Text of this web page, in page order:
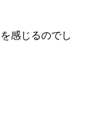
感じるのでし